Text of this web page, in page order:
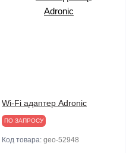
Wi-Fi адаптер Adronic
ПО ЗАПРОСУ
Код товара: geo-52948